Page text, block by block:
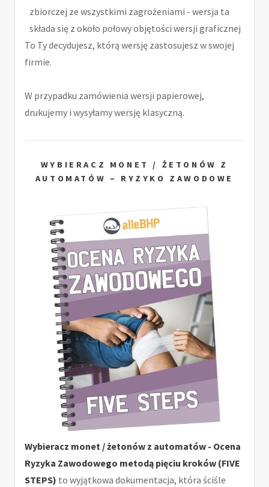
zbiorczej ze wszystkimi zagrożeniami - wersja ta
składa się z około połowy objętości wersji graficznej
To Ty decydujesz, którą wersję zastosujesz w swojej
firmie.
W przypadku zamówienia wersji papierowej,
drukujemy i wysyłamy wersję klasyczną.
WYBIERACZ MONET / ŻETONÓW Z
AUTOMATÓW – RYZYKO ZAWODOWE
Wybieracz monet / żetonów z automatów - Ocena
Ryzyka Zawodowego metodą pięciu kroków (FIVE
STEPS) to wyjątkowa dokumentacja, która ściśle